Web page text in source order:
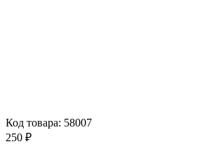
Код товара: 58007
250 ₽